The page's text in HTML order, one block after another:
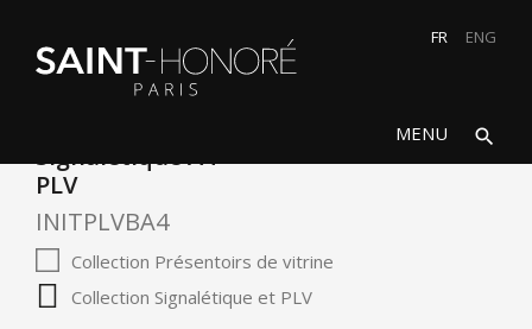
FR ENG
MENU search
Signalétique A4
PLV
INITPLVBA4
Collection Présentoirs de vitrine
Collection Signalétique et PLV